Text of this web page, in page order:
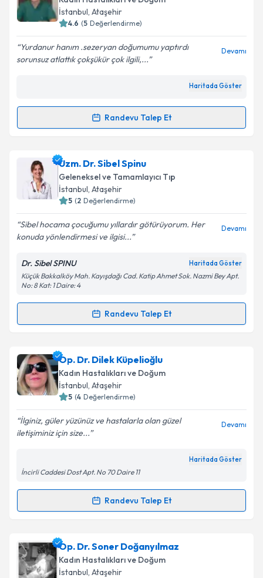
takvim hazırlandığında e-posta ile bilgilendireceğiz.
Aydınlatma
kapsamda işlenmesini kabul ediyorum.
İstanbul, Ataşehir
4.6 (5 Değerlendirme)
Yurdanur hanım .sezeryan doğumumu yaptırdı
sorunsuz atlattık çokşükür çok ilgili,...
Devamı
Haritada Göster
Randevu Talep Et
Randevu Takvimi Talebi
Op. Dr. Yurdanur Açılmışiçin randevu takvimi talebi
oluşturun. Size bu uzmandan randevu almanız için bir
takvim hazırlandığında e-posta ile bilgilendireceğiz.
Kişisel verilerimin işlenmesine ilişkin
Aydınlatma
Metni'ni okudum ve kişisel verilerimin belirtilen
kapsamda işlenmesini kabul ediyorum.
Takvim Talebini Gönder
Uzm. Dr. Sibel Spinu
Geleneksel ve Tamamlayıcı Tıp
İstanbul, Ataşehir
5 (2 Değerlendirme)
Sibel hocama çocuğumu yıllardır götürüyorum. Her
konuda yönlendirmesi ve ilgisi...
Devamı
Dr. Sibel SPINU Haritada Göster
Küçük Bakkalköy Mah. Kayışdağı Cad. Katip Ahmet Sok. Nazmi Bey Apt.
No: 8 Kat: 1 Daire: 4
Randevu Talep Et
Randevu Takvimi Talebi
Uzm. Dr. Sibel Spinuiçin randevu takvimi talebi
oluşturun. Size bu uzmandan randevu almanız için bir
takvim hazırlandığında e-posta ile bilgilendireceğiz.
Aydınlatma
Metni'ni okudum ve kişisel verilerimin belirtilen
kapsamda işlenmesini kabul ediyorum.
Op. Dr. Dilek Küpelioğlu
Kadın Hastalıkları ve Doğum
İstanbul, Ataşehir
5 (4 Değerlendirme)
İlginiz, güler yüzünüz ve hastalarla olan güzel
iletişiminiz için size...
Devamı
Haritada Göster
İncirli Caddesi Dost Apt. No 70 Daire 11
Randevu Talep Et
Randevu Takvimi Talebi
Op. Dr. Dilek Küpelioğluiçin randevu takvimi talebi
oluşturun. Size bu uzmandan randevu almanız için bir
takvim hazırlandığında e-posta ile bilgilendireceğiz.
Op. Dr. Soner Doğanyılmaz
Kadın Hastalıkları ve Doğum
İstanbul, Ataşehir